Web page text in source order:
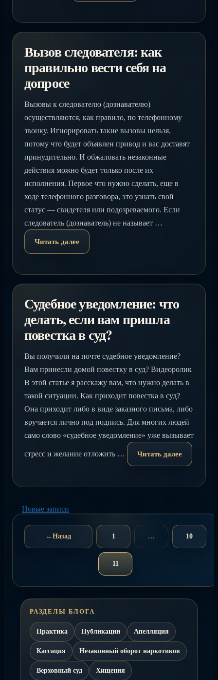
Вызов следователя: как
правильно вести себя на
допросе
Вызовы к следователю (дознавателю)
осуществляются, как правило, по телефонному
звонку. Игнорировать такие вызовы нельзя,
потому что будет объявлен привод и вас доставят
принудительно. И обжаловать незаконные
действия можно будет только после их
исполнения. Первое что нужно сделать, еще в
ходе телефонного разговора, это узнать свой
статус — свидетеля или подозреваемого. Если
следователь (дознаватель) не называет …
Читать далее
Судебное уведомление: что
делать, если вам пришла
повестка в суд?
Вы получили на почте судебное уведомление?
Вам принесли домой повестку в суд? Видеоролик
В этой статье я расскажу вам, что нужно делать в
такой ситуации. Как приходит повестка в суд?
Она приходит либо в виде заказного письма, либо
вручается лично под подпись. Для многих людей
само слово «судебное уведомление» уже вызывает
стресс и желание отложить … Читать далее
Новые записи
←Назад Страница
1 … 10
Страница
11
РАЗДЕЛЫ БЛОГА
Практика Публикации Апелляция
Кассация Незаконный оборот наркотиков
Верховный суд Хищения